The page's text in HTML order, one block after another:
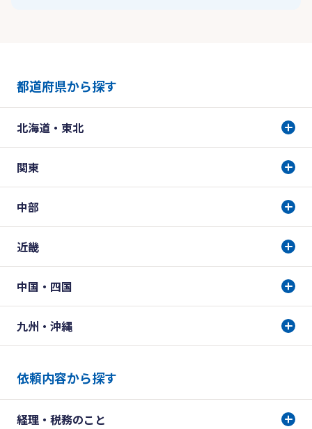
都道府県から探す
北海道・東北
関東
中部
近畿
中国・四国
九州・沖縄
依頼内容から探す
経理・税務のこと